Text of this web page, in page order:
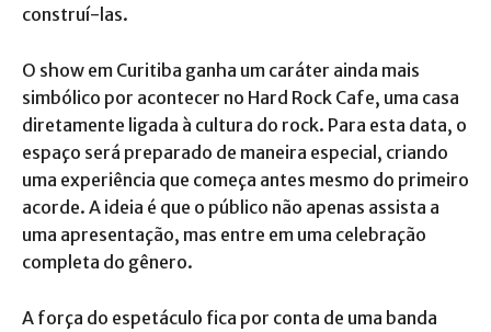
construí-las.
O show em Curitiba ganha um caráter ainda mais
simbólico por acontecer no Hard Rock Cafe, uma casa
diretamente ligada à cultura do rock. Para esta data, o
espaço será preparado de maneira especial, criando
uma experiência que começa antes mesmo do primeiro
acorde. A ideia é que o público não apenas assista a
uma apresentação, mas entre em uma celebração
completa do gênero.
A força do espetáculo fica por conta de uma banda